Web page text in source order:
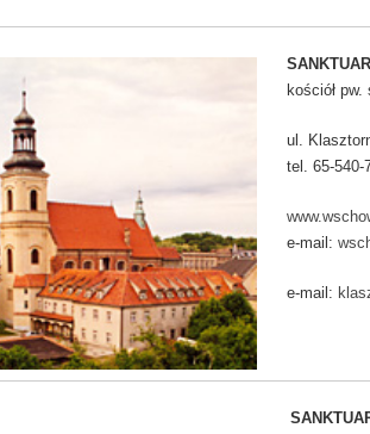
kościół
ul.
tel. 65-540-
e-mail:
e-mail: